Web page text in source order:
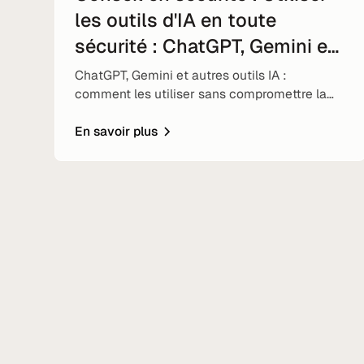
les outils d'IA en toute
sécurité : ChatGPT, Gemini et
autres outils IA
ChatGPT, Gemini et autres outils IA :
comment les utiliser sans compromettre la
sensibles et bonnes pratiques en entreprise.
En savoir plus